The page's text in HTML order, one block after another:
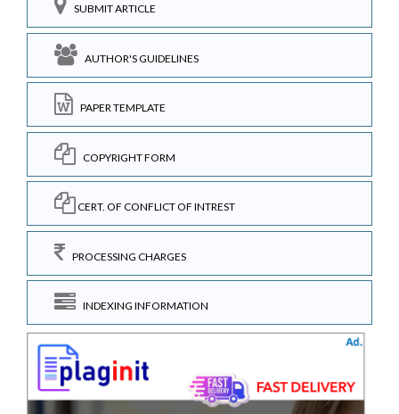
SUBMIT ARTICLE
AUTHOR'S GUIDELINES
PAPER TEMPLATE
COPYRIGHT FORM
CERT. OF CONFLICT OF INTREST
PROCESSING CHARGES
INDEXING INFORMATION